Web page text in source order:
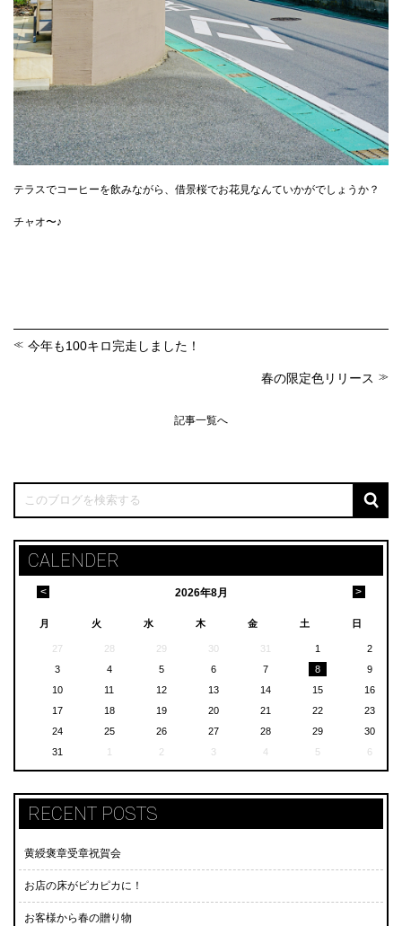
テラスでコーヒーを飲みながら、借景桜でお花見なんていかがでしょうか？
チャオ〜♪
今年も100キロ完走しました！
春の限定色リリース
記事一覧へ
CALENDER
2026年8月
< >
月 火 水 木 金 土 日
27 28 29 30 31 1
2
3
4 5 6 7 8
9
10
11 12 13 14 15
16
17
18 19 20 21 22
23
24
25 26 27 28 29
30
31
1 2 3 4 5 6
RECENT POSTS
黄綬褒章受章祝賀会
お店の床がピカピカに！
お客様から春の贈り物